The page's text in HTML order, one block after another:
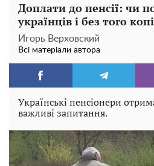
Доплати до пенсії: чи
українців і без того
Игорь Верховский
Всі матеріали автора
Українські пенсіонери
важливі запитання.